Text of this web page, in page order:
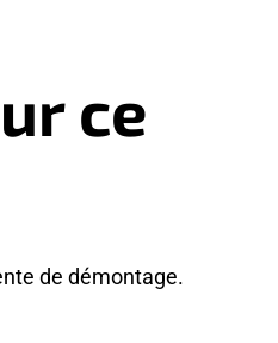
ce
de démontage.